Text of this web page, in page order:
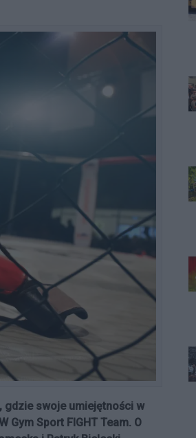
gdzie swoje umiejętności w
Sport FIGHT Team. O